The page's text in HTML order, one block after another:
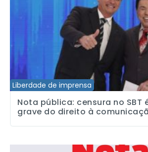
Liberdade de imprensa
Nota pública: censura no SBT
grave do direito à
Nota da CUT-SP em defesa da liberdade